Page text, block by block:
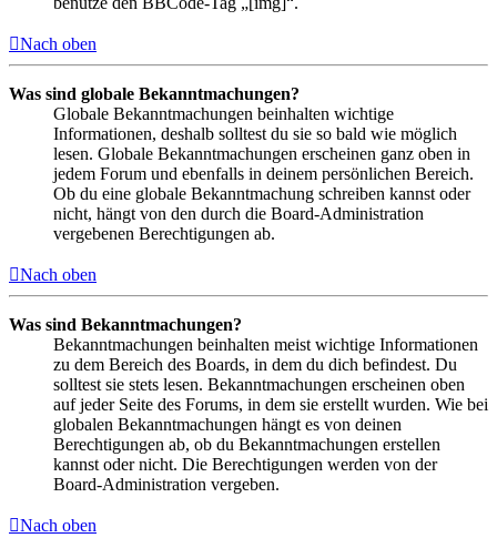
Nach oben
Was sind globale Bekanntmachungen?
Globale Bekanntmachungen beinhalten wichtige
Informationen, deshalb solltest du sie so bald wie möglich
lesen. Globale Bekanntmachungen erscheinen ganz oben in
jedem Forum und ebenfalls in deinem persönlichen Bereich.
Ob du eine globale Bekanntmachung schreiben kannst oder
nicht, hängt von den durch die Board-Administration
vergebenen Berechtigungen ab.
Nach oben
Was sind Bekanntmachungen?
Bekanntmachungen beinhalten meist wichtige Informationen
zu dem Bereich des Boards, in dem du dich befindest. Du
solltest sie stets lesen. Bekanntmachungen erscheinen oben
auf jeder Seite des Forums, in dem sie erstellt wurden. Wie bei
globalen Bekanntmachungen hängt es von deinen
Berechtigungen ab, ob du Bekanntmachungen erstellen
kannst oder nicht. Die Berechtigungen werden von der
Board-Administration vergeben.
Nach oben